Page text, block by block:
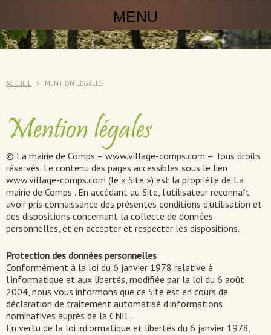
MENU
ACCUEIL > MENTION LÉGALES
Mention légales
© La mairie de Comps – www.village-comps.com – Tous droits
réservés. Le contenu des pages accessibles sous le lien
www.village-comps.com (le « Site ») est la propriété de La
mairie de Comps . En accédant au Site, l’utilisateur reconnaît
avoir pris connaissance des présentes conditions d’utilisation et
des dispositions concernant la collecte de données
personnelles, et en accepter et respecter les dispositions.
Protection des données personnelles
Conformément à la loi du 6 janvier 1978 relative à
l’informatique et aux libertés, modifiée par la loi du 6 août
2004, nous vous informons que ce Site est en cours de
déclaration de traitement automatisé d’informations
nominatives auprès de la CNIL.
En vertu de la loi informatique et libertés du 6 janvier 1978,